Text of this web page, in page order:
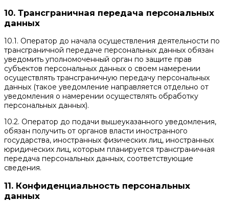
10. Трансграничная передача персональных
данных
10.1. Оператор до начала осуществления деятельности по
трансграничной передаче персональных данных обязан
уведомить уполномоченный орган по защите прав
субъектов персональных данных о своем намерении
осуществлять трансграничную передачу персональных
данных (такое уведомление направляется отдельно от
уведомления о намерении осуществлять обработку
персональных данных).
10.2. Оператор до подачи вышеуказанного уведомления,
обязан получить от органов власти иностранного
государства, иностранных физических лиц, иностранных
юридических лиц, которым планируется трансграничная
передача персональных данных, соответствующие
сведения.
11. Конфиденциальность персональных
данных